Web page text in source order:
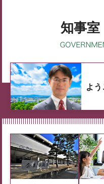
知事室
よ